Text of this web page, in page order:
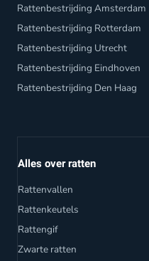
Rattenbestrijding Amsterdam
Rattenbestrijding Rotterdam
Rattenbestrijding Utrecht
Rattenbestrijding Eindhoven
Rattenbestrijding Den Haag
Alles over ratten
Rattenvallen
Rattenkeutels
Rattengif
Zwarte ratten